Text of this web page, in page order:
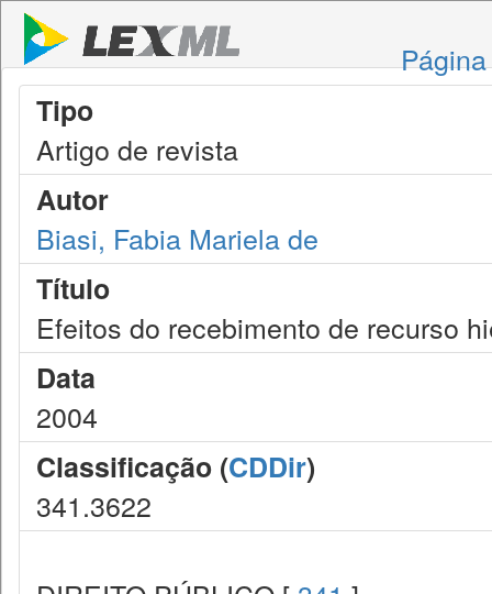
Tipo
Artigo de revista
Autor
Biasi, Fabia Mariela de
Título
Efeitos do recebimento de recurso
Data
2004
Classificação (CDDir)
341.3622